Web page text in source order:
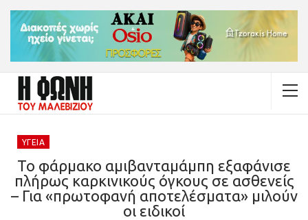
ΥΓΕΊΑ
Το φάρμακο αμιβανταμάμπη εξαφάνισε
πλήρως καρκινικούς όγκους σε ασθενείς
– Για «πρωτοφανή αποτελέσματα» μιλούν
οι ειδικοί